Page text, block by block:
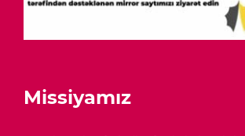
Missiyamız